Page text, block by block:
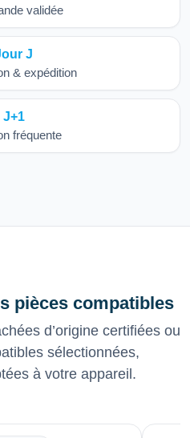
validée
J
& expédition
J+1
fréquente
pièces compatibles
d’origine certifiées ou
sélectionnées,
à votre appareil.